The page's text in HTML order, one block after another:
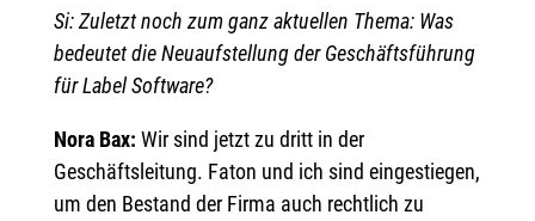
Si: Zuletzt noch zum ganz aktuellen Thema: Was
bedeutet die Neuaufstellung der Geschäftsführung
für Label Software?
Nora Bax: Wir sind jetzt zu dritt in der
Geschäftsleitung. Faton und ich sind eingestiegen,
um den Bestand der Firma auch rechtlich zu